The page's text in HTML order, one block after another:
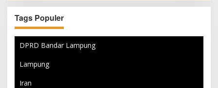
Tags Populer
DPRD Bandar Lampung
Lampung
Iran